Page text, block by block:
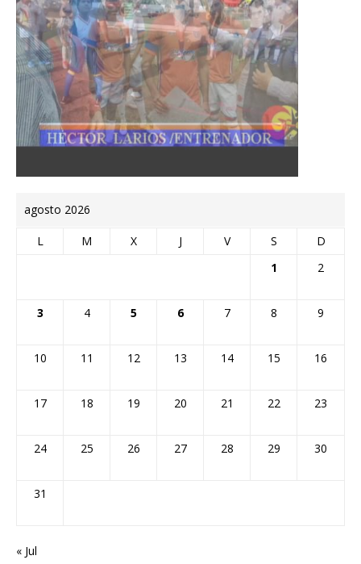
agosto 2026
L M X J V S
D
1
2
3 4 5 6 7 8 9
10 11 12 13 14 15 16
17 18 19 20 21 22 23
24 25 26 27 28 29 30
31
« Jul